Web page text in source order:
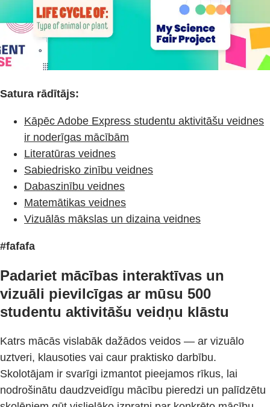
Satura rādītājs:
Kāpēc Adobe Express studentu aktivitāšu veidnes
ir noderīgas mācībām
Literatūras veidnes
Sabiedrisko zinību veidnes
Dabaszinību veidnes
Matemātikas veidnes
Vizuālās mākslas un dizaina veidnes
#fafafa
Padariet mācības interaktīvas un
vizuāli pievilcīgas ar mūsu 500
studentu aktivitāšu veidņu klāstu
Katrs mācās vislabāk dažādos veidos — ar vizuālo
uztveri, klausoties vai caur praktisko darbību.
Skolotājam ir svarīgi izmantot pieejamos rīkus, lai
nodrošinātu daudzveidīgu mācību pieredzi un palīdzētu